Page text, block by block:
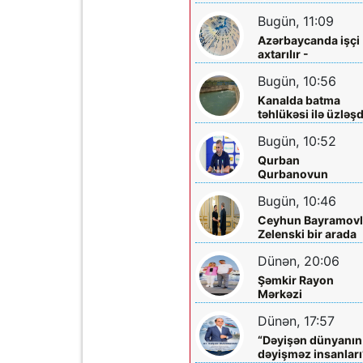
sakinləri ilə
Bugün, 11:09
Azərbaycanda işçi
axtarılır -
Əməkhaqqı 10 min
manatdır
Bugün, 10:56
Kanalda batma
təhlükəsi ilə
- Xilas edildi
Bugün, 10:52
Qurban
Qurbanovun
qəzəbinin qarşılığı
nə olacaq?
Bugün, 10:46
Ceyhun
Zelenski bir arada
Dünən, 20:06
Şəmkir Rayon
Mərkəzi
Xəstəxanasının
həkimi Ceyhun
Rəsulov və arvadı
Arzu Əskərovanın
Dünən, 17:57
“Dəyişən dünyanın
dəyişməz